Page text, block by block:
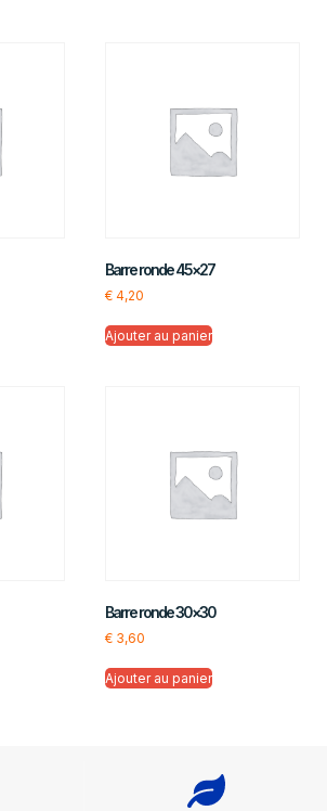
Barre ronde 45×27
€4,20
Ajouter au panier
Barre ronde 30×30
€3,60
Ajouter au panier